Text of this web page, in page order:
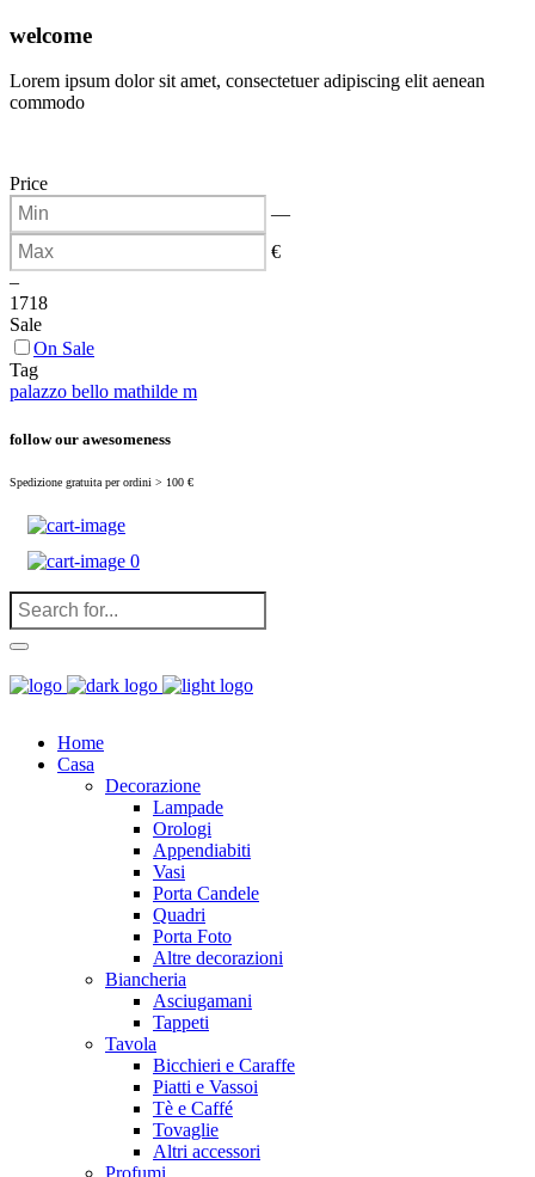
welcome
Lorem ipsum dolor sit amet, consectetuer adipiscing elit aenean
commodo
Price
—
€
–
1718
Sale
On Sale
Tag
palazzo bello mathilde m
follow our awesomeness
Spedizione gratuita per ordini > 100 €
0
Home
Casa
Decorazione
Lampade
Orologi
Appendiabiti
Vasi
Porta Candele
Quadri
Porta Foto
Altre decorazioni
Biancheria
Asciugamani
Tappeti
Tavola
Bicchieri e Caraffe
Piatti e Vassoi
Tè e Caffé
Tovaglie
Altri accessori
Profumi